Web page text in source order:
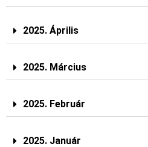
2025. Április
2025. Március
2025. Február
2025. Január